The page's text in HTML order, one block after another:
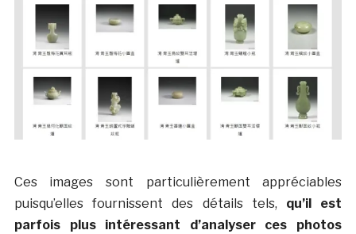
Ces images sont particulièrement appréciables
puisqu’elles fournissent des détails tels, qu’il est
parfois plus intéressant d’analyser ces photos